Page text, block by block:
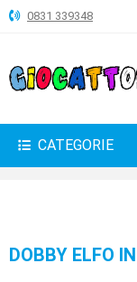
ANIMALI
BAMBOLE
0831 339348
CATEGORIE
DOBBY ELFO